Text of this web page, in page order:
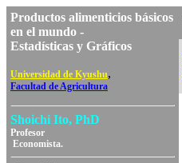
Productos alimenticios básicos
en el mundo -
Estadísticas y Gráficos
Universidad de Kyushu,
Facultad de Agricultura
Shoichi Ito, PhD
Profesor
Economista.